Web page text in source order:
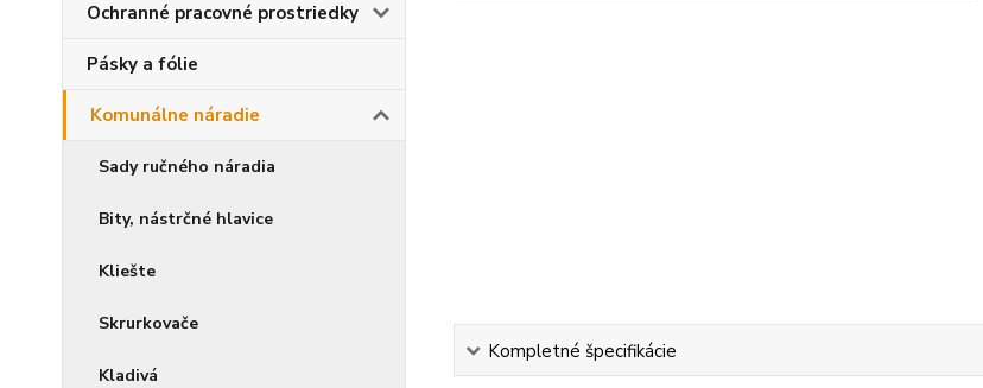
Ochranné pracovné prostriedky
Pásky a fólie
Komunálne náradie
Sady ručného náradia
Bity, nástrčné hlavice
Kliešte
Skrurkovače
Kladivá
Kompletné špecifikácie